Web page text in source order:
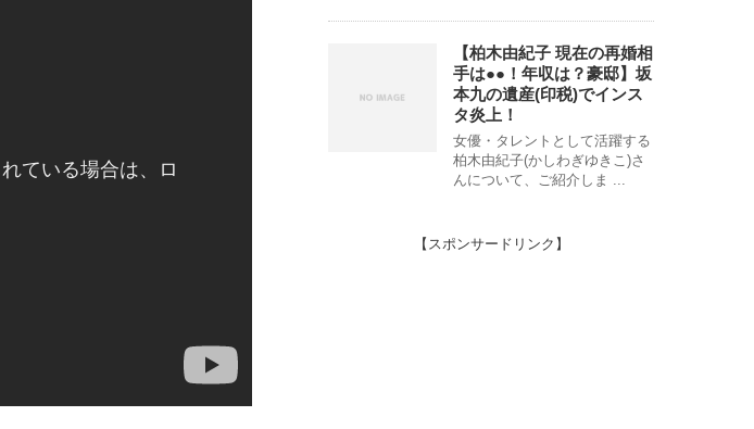
【柏木由紀子 現在の再婚相
手は●●！年収は？豪邸】坂
本九の遺産(印税)でインス
タ炎上！
女優・タレントとして活躍する
柏木由紀子(かしわぎゆきこ)さ
んについて、ご紹介しま ...
【スポンサードリンク】